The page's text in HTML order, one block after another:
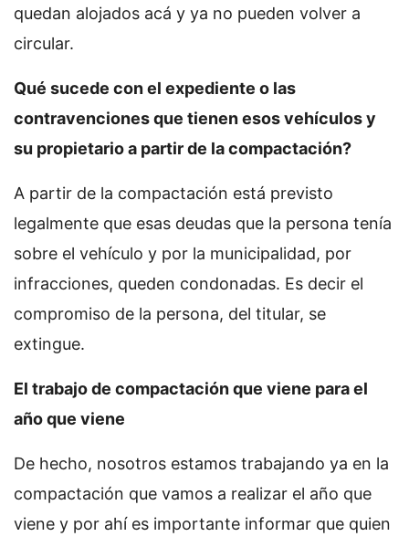
quedan alojados acá y ya no pueden volver a
circular.
Qué sucede con el expediente o las
contravenciones que tienen esos vehículos y
su propietario a partir de la compactación?
A partir de la compactación está previsto
legalmente que esas deudas que la persona tenía
sobre el vehículo y por la municipalidad, por
infracciones, queden condonadas. Es decir el
compromiso de la persona, del titular, se
extingue.
El trabajo de compactación que viene para el
año que viene
De hecho, nosotros estamos trabajando ya en la
compactación que vamos a realizar el año que
viene y por ahí es importante informar que quien